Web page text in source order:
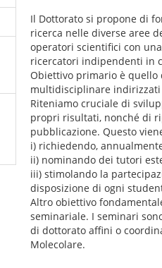
Il Dottorato si propone di
ricerca nelle diverse aree
operatori scientifici con
ricercatori indipendenti in
Obiettivo primario è
multidisciplinare indirizzati
Riteniamo cruciale di
propri risultati, nonché di
pubblicazione. Questo
i) richiedendo,
ii) nominando dei tutori
iii) stimolando la
disposizione di ogni
Altro obiettivo
seminariale. I seminari
di dottorato affini o
Molecolare.